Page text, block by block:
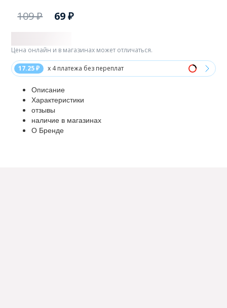
109 ₽ 69 ₽
17.25 ₽ x 4 платежа без переплат
Цена онлайн и в магазинах может отличаться.
Описание
Характеристики
отзывы
наличие в магазинах
О Бренде